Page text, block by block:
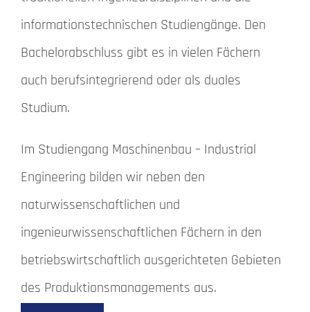
informationstechnischen Studiengänge. Den
Bachelorabschluss gibt es in vielen Fächern
auch berufsintegrierend oder als duales
Studium.
Im Studiengang Maschinenbau – Industrial
Engineering bilden wir neben den
naturwissenschaftlichen und
ingenieurwissenschaftlichen Fächern in den
betriebswirtschaftlich ausgerichteten Gebieten
des Produktionsmanagements aus.